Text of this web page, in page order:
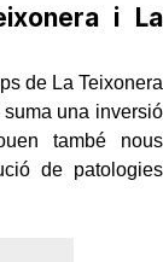
i La
de La Teixonera
una inversió
també nous
de patologies